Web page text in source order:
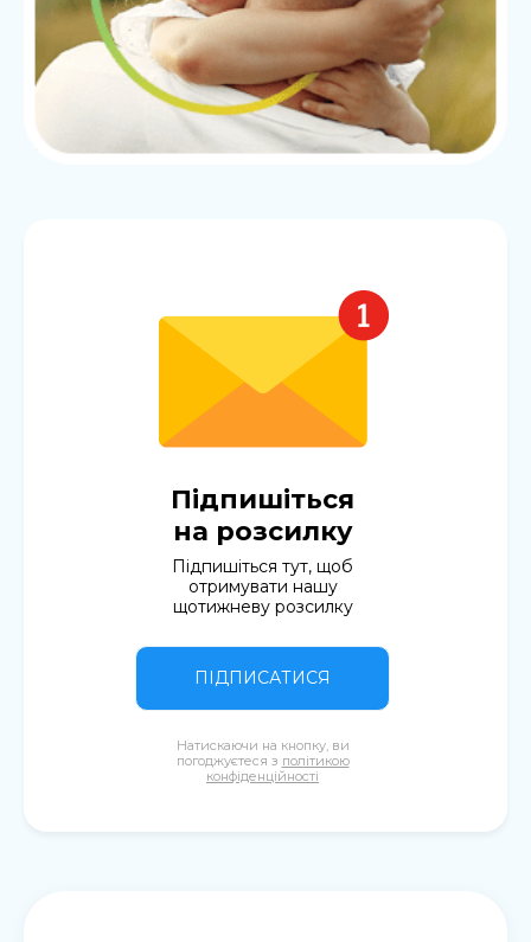
Підпишіться
на розсилку
Підпишіться тут, щоб
отримувати нашу
щотижневу розсилку
ПІДПИСАТИСЯ
Натискаючи на кнопку, ви
погоджуєтеся з політикою
конфіденційності